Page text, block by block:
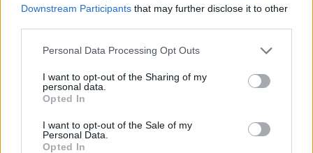
Downstream Participants that may further disclose it to other
Personal Data Processing Opt Outs
I want to opt-out of the Sharing of my
personal data.
Opted In
I want to opt-out of the Sale of my
Personal Data.
Opted In